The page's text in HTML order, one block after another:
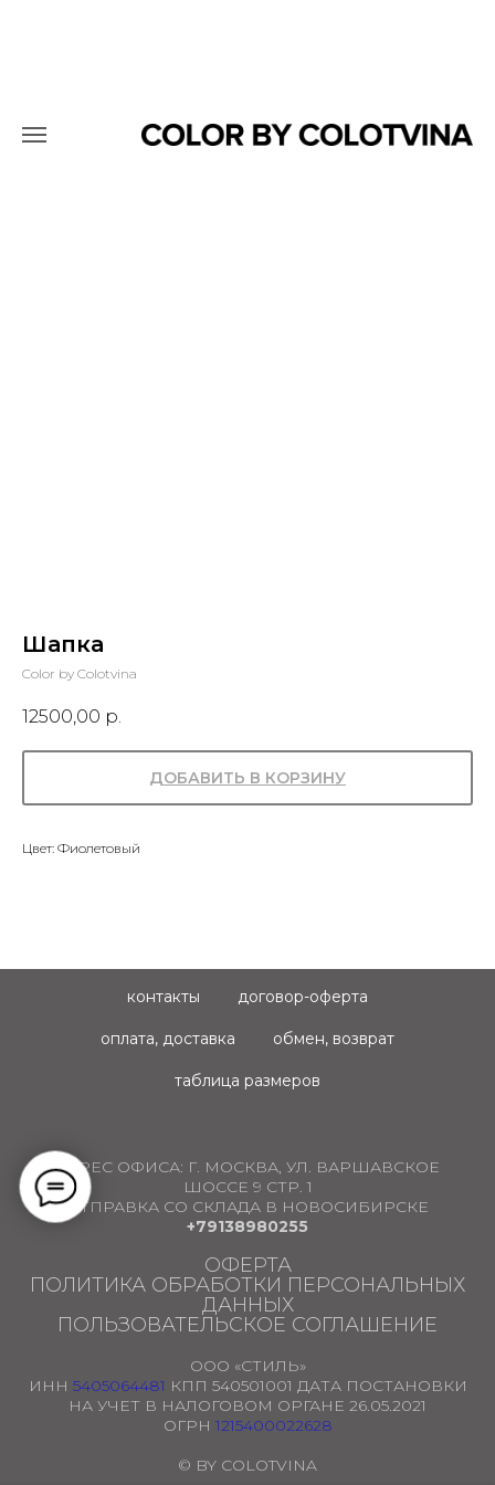
Шапка
Color by Colotvina
12500,00 р.
ДОБАВИТЬ В КОРЗИНУ
Цвет: Фиолетовый
контакты договор-оферта
оплата, доставка обмен, возврат
таблица размеров
АДРЕС ОФИСА: Г. МОСКВА, УЛ. ВАРШАВСКОЕ
ШОССЕ 9 СТР. 1
ОТПРАВКА СО СКЛАДА В НОВОСИБИРСКЕ
+79138980255
ОФЕРТА
ПОЛИТИКА ОБРАБОТКИ ПЕРСОНАЛЬНЫХ
ДАННЫХ
ПОЛЬЗОВАТЕЛЬСКОЕ СОГЛАШЕНИЕ
ООО «СТИЛЬ»
ИНН 5405064481 КПП 540501001 ДАТА ПОСТАНОВКИ
НА УЧЕТ В НАЛОГОВОМ ОРГАНЕ 26.05.2021
ОГРН 1215400022628
© BY COLOTVINA